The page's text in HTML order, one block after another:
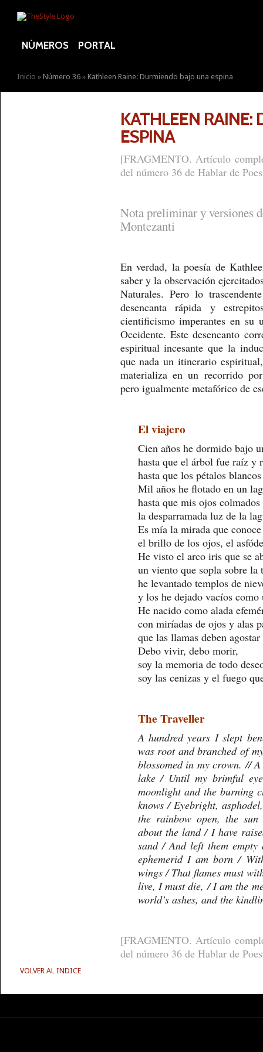
NÚMEROS PORTAL
Inicio » Número 36» Kathleen Raine: Durmiendo bajo una espina
KATHLEEN RAINE:
ESPINA
[FRAGMENTO. Artículo
del número 36 de Hablar de
Nota preliminar y versiones
Montezanti
En verdad, la poesía de
saber y la observación
Naturales. Pero lo
desencanta rápida y
cientificismo imperantes en su
Occidente. Este desencanto
espiritual incesante que la
que nada un itinerario
materializa en un recorrido
pero igualmente metafórico de
El viajero
Cien años he dormido bajo
hasta que el árbol fue raíz y
hasta que los pétalos
Mil años he flotado en un
hasta que mis ojos
la desparramada luz de la
Es mía la mirada que conoce
el brillo de los ojos, el
He visto el arco iris que se
un viento que sopla sobre la
he levantado templos de
y los he dejado vacíos como
He nacido como alada
con miríadas de ojos y alas
que las llamas deben
Debo vivir, debo morir,
soy la memoria de todo
soy las cenizas y el fuego
The Traveller
A hundred years I slept
was root and branched of
blossomed in my crown. //
lake / Until my brimful
moonlight and the burning
knows / Eyebright,
the rainbow open, the
about the land / I have
sand / And left them
ephemerid I am born /
wings / That flames must
live, I must die, / I am the
world’s ashes, and the
[FRAGMENTO. Artículo
del número 36 de Hablar de
VOLVER AL INDICE